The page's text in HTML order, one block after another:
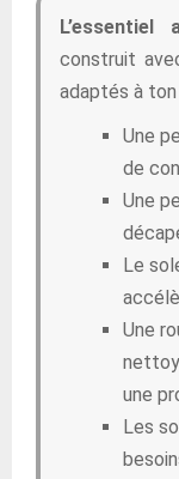
construit
adaptés à
Une
de
Une
Le
Une
une
Les